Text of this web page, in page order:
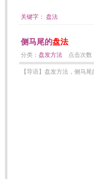
关键字： 盘法
侧马尾的盘法
分类： 盘发方法点击次数
【导语】盘发方法，侧马